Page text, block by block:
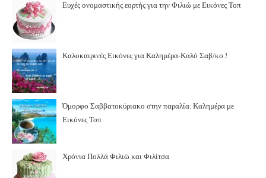
Ευχές ονομαστικής εορτής για την Φιλιώ με Εικόνες Τοπ
Καλοκαιρινές Εικόνες για Καλημέρα-Καλό Σαβ/κο.!
Όμορφο Σαββατοκύριακο στην παραλία. Καλημέρα με
Εικόνες Τοπ
Χρόνια Πολλά Φιλιώ και Φιλίτσα